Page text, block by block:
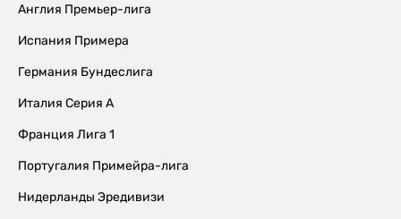
Англия Премьер-лига
Испания Примера
Германия Бундеслига
Италия Серия А
Франция Лига 1
Португалия Примейра-лига
Нидерланды Эредивизи